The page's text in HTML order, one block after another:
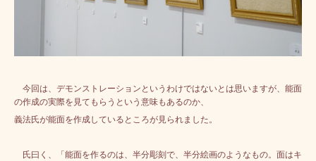
今回は、デモンストレーションというわけではないとは思いますが、能面
の作成の実際を見てもらうという意味もあるのか、
義法氏が能面を作成しているところが見られました。
氏曰く、「能面を作るのは、半分彫刻で、半分絵画のようなもの。面はキ